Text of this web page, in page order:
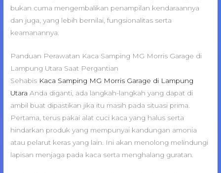
bukan cuma mengembalikan penampilan kendaraannya
dan juga, yang lebih bernilai, fungsionalitas serta
keamanannya.
Panduan Perawatan Kaca Samping MG Morris Garage di
Lampung Utara Saat Pergantian
Sehabis Kaca Samping MG Morris Garage di Lampung
Utara Anda diganti, ada langkah-langkah yang dapat di
ambil buat dipastikan jika itu masih pada situasi prima.
Pertama, terus pakai alat cuci kaca yang halus serta
hindarkan produk yang mempunyai kandungan amonia
atau pelarut keras yang lain. Ini akan menolong melindungi
lapisan menjaga pada kaca serta menghalang guratan.